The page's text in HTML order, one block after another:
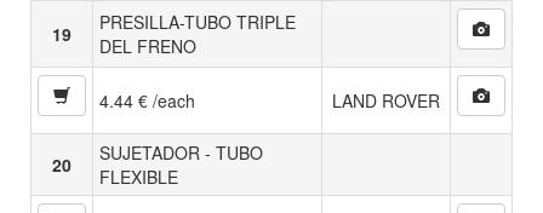
19
PRESILLA-TUBO TRIPLE
DEL FRENO
4.44 € /each LAND ROVER
20
SUJETADOR - TUBO
FLEXIBLE